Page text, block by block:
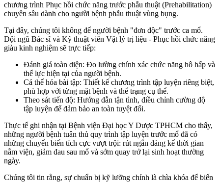
chương trình Phục hồi chức năng trước phẫu thuật (Prehabilitation)
chuyên sâu dành cho người bệnh phẫu thuật vùng bụng.
Tại đây, chúng tôi không để người bệnh "đơn độc" trước ca mổ.
Đội ngũ Bác sĩ và Kỹ thuật viên Vật lý trị liệu - Phục hồi chức năng
giàu kinh nghiệm sẽ trực tiếp:
Đánh giá toàn diện: Đo lường chính xác chức năng hô hấp và
thể lực hiện tại của người bệnh.
Cá thể hóa bài tập: Thiết kế chương trình tập luyện riêng biệt,
phù hợp với từng mặt bệnh và thể trạng cụ thể.
Theo sát tiến độ: Hướng dẫn tận tình, điều chỉnh cường độ
tập luyện để đảm bảo an toàn tuyệt đối.
Thực tế ghi nhận tại Bệnh viện Đại học Y Dược TPHCM cho thấy,
những người bệnh tuân thủ quy trình tập luyện trước mổ đã có
những chuyển biến tích cực vượt trội: rút ngắn đáng kể thời gian
nằm viện, giảm đau sau mổ và sớm quay trở lại sinh hoạt thường
ngày.
Chúng tôi tin rằng, sự chuẩn bị kỹ lưỡng chính là chìa khóa để biến